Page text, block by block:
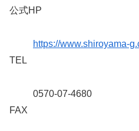
公式HP
https://www.shiroyama-
TEL
0570-07-4680
FAX